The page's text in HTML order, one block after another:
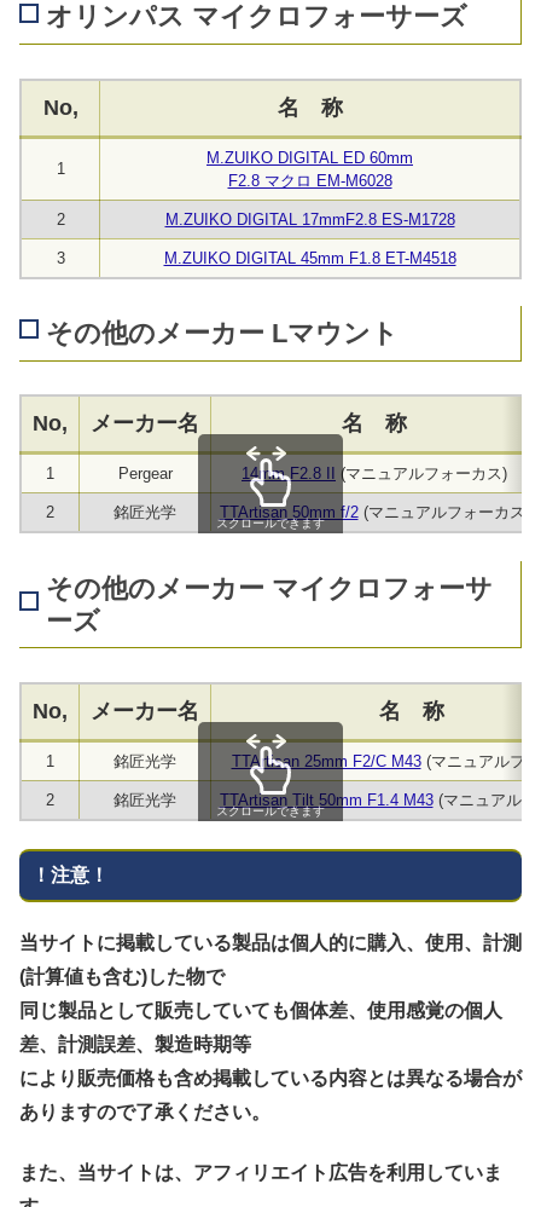
オリンパス マイクロフォーサーズ
No, 名 称
1
M.ZUIKO DIGITAL ED 60mm
F2.8 マクロ EM-M6028
2 M.ZUIKO DIGITAL 17mmF2.8 ES-M1728
3 M.ZUIKO DIGITAL 45mm F1.8 ET-M4518
その他のメーカー Lマウント
No, メーカー名 名 称
1 Pergear 14mm F2.8 II (マニュアルフォーカス)
2 銘匠光学 TTArtisan 50mm f/2(マニュアルフォーカス)
スクロールできます
その他のメーカー マイクロフォーサ
ーズ
No, メーカー名 名 称
1 銘匠光学 TTArtisan 25mm F2/C M43(マニュアルフ
2 銘匠光学 TTArtisan Tilt 50mm F1.4 M43(マニュアルフ
スクロールできます
！注意！
当サイトに掲載している製品は個人的に購入、使用、計測
(計算値も含む)した物で
同じ製品として販売していても個体差、使用感覚の個人
差、計測誤差、製造時期等
により販売価格も含め掲載している内容とは異なる場合が
ありますので了承ください。
また、当サイトは、アフィリエイト広告を利用していま